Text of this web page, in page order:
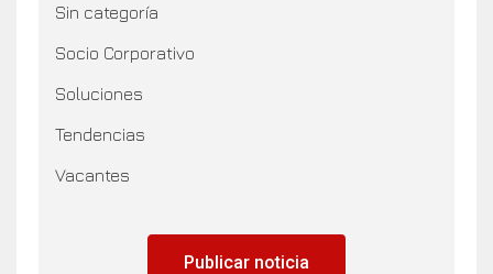
Sin categoría
Socio Corporativo
Soluciones
Tendencias
Vacantes
Publicar noticia